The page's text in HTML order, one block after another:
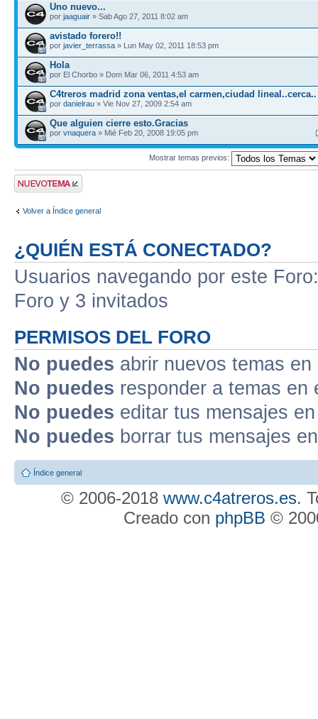
Uno nuevo...
por jaaguair » Sab Ago 27, 2011 8:02 am
avistado forero!!
por javier_terrassa » Lun May 02, 2011 18:53 pm
Hola
por El Chorbo » Dom Mar 06, 2011 4:53 am
C4treros madrid zona ventas,el carmen,ciudad lineal..cerca..
por danielrau » Vie Nov 27, 2009 2:54 am
Que alguien cierre esto.Gracias
por vnaquera » Mié Feb 20, 2008 19:05 pm
Mostrar temas previos:
Publicar un nuevo
tema
Volver a Índice general
¿QUIÉN ESTÁ CONECTADO?
Usuarios navegando por este
Foro y 3 invitados
PERMISOS DEL FORO
No puedes abrir nuevos temas
No puedes responder a temas en
No puedes editar tus mensajes
No puedes borrar tus mensajes
Índice general
© 2006-2018 www.c4atreros.es.
Creado con phpBB ©